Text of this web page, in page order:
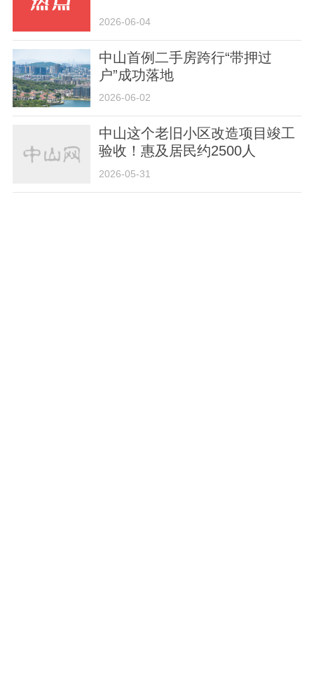
2026-06-04
中山首例二手房跨行“带押过
户”成功落地
2026-06-02
中山这个老旧小区改造项目竣工
验收！惠及居民约2500人
2026-05-31